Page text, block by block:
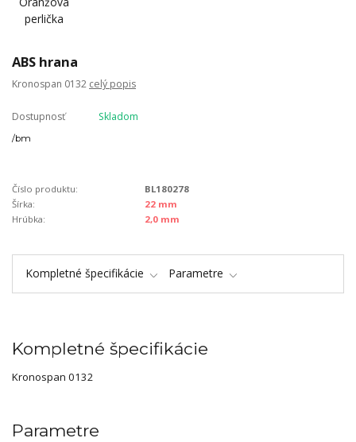
ABS hrana
Kronospan 0132 celý popis
Dostupnosť Skladom
/bm
Číslo produktu:
BL180278
Šírka:
22 mm
Hrúbka:
2,0 mm
Kompletné špecifikácie Parametre
Kompletné špecifikácie
Kronospan 0132
Parametre